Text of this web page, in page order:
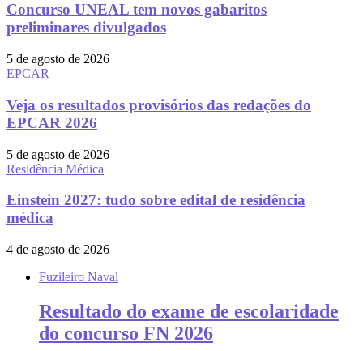
Concurso UNEAL tem novos gabaritos
preliminares divulgados
5 de agosto de 2026
EPCAR
Veja os resultados provisórios das redações do
EPCAR 2026
5 de agosto de 2026
Residência Médica
Einstein 2027: tudo sobre edital de residência
médica
4 de agosto de 2026
Fuzileiro Naval
Resultado do exame de escolaridade
do concurso FN 2026